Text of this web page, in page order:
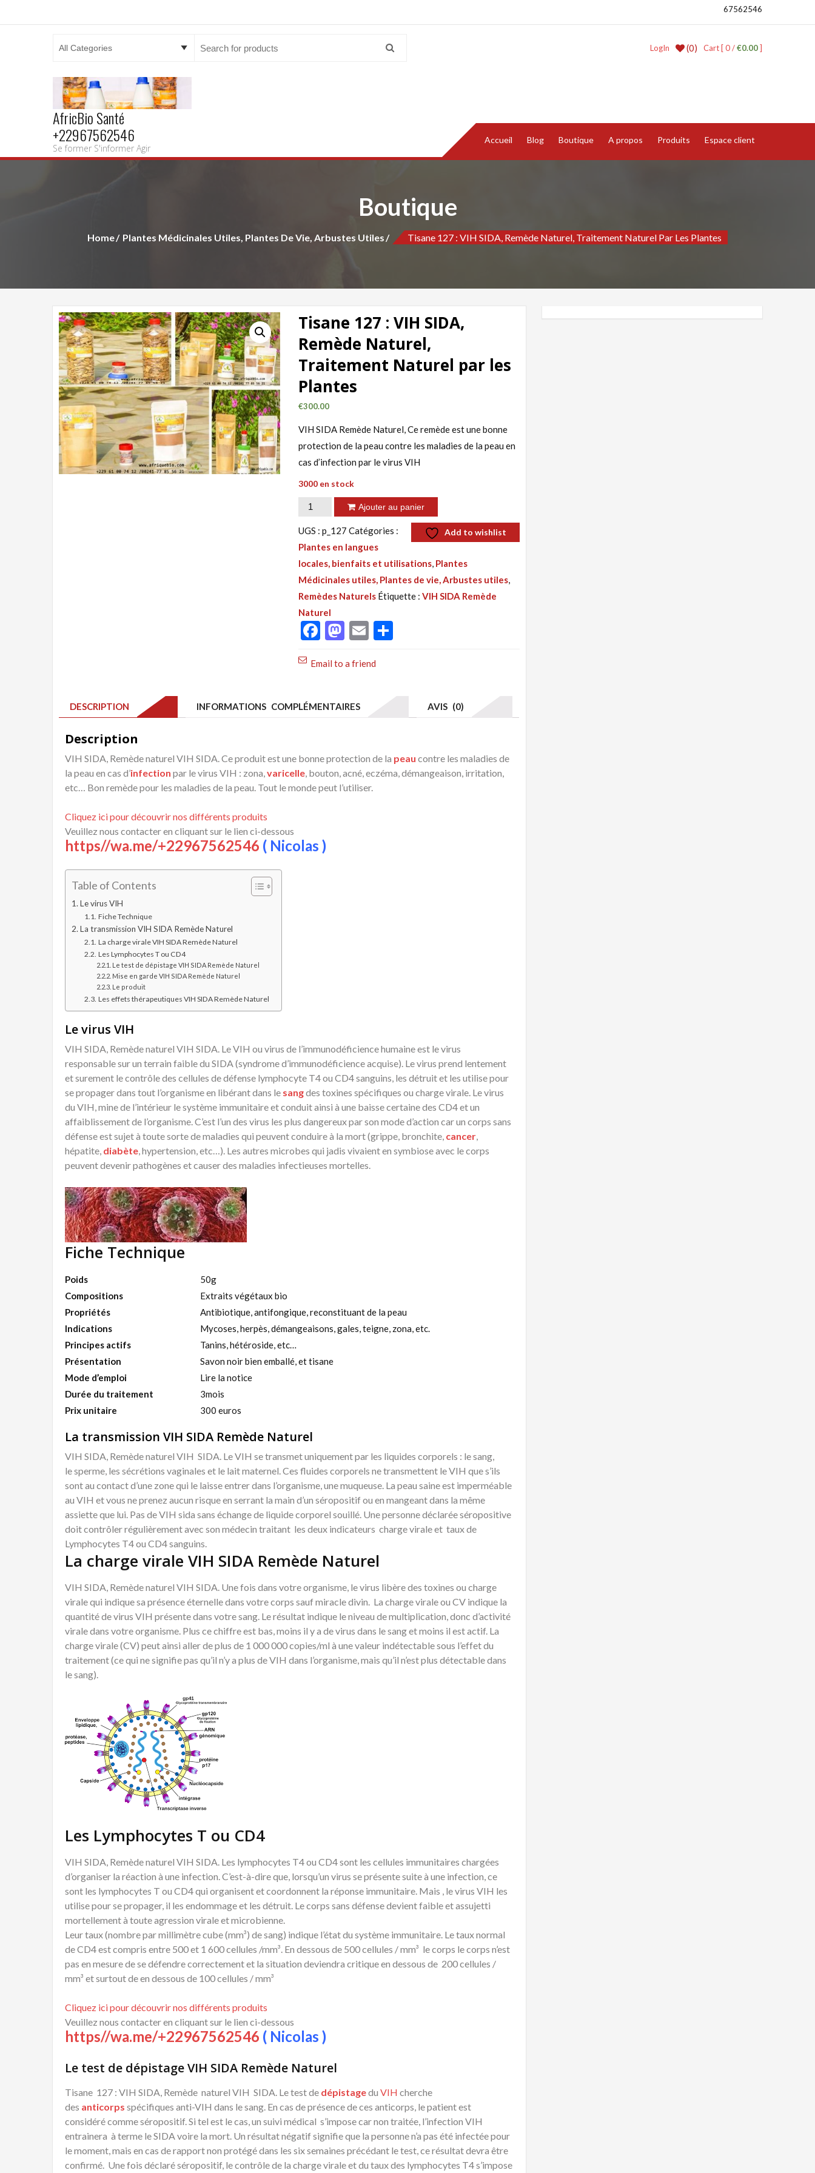
67562546
Cart [ 0 /€0.00]
(0)
LogIn
AfricBio Santé
+22967562546
Se former S'informer Agir
Accueil Blog Boutique A propos Produits Espace client
Boutique
Home Plantes Médicinales Utiles, Plantes De Vie, Arbustes Utiles Tisane 127 : VIH SIDA, Remède Naturel, Traitement Naturel Par Les Plantes
Tisane 127 : VIH SIDA,
Remède Naturel,
Traitement Naturel par les
Plantes
€300.00
VIH SIDA Remède Naturel, Ce remède est une bonne
protection de la peau contre les maladies de la peau en
cas d’infection par le virus VIH
3000 en stock
quantité
Tisane
127
: VIH
SIDA,
Remède
Naturel,
Traitement
par
Plantes
Ajouter au panier
Add to wishlist
UGS :p_127 Catégories :
Plantes en langues
locales, bienfaits et utilisations, Plantes
Médicinales utiles, Plantes de vie, Arbustes utiles,
Remèdes Naturels Étiquette :VIH SIDA Remède
Naturel
Facebook
Mastodon
Email
Email to a friend
DESCRIPTION INFORMATIONS COMPLÉMENTAIRES AVIS (0)
Description
VIH SIDA, Remède naturel VIH SIDA. Ce produit est une bonne protection de la peau contre les maladies de
la peau en cas d’infection par le virus VIH : zona,varicelle, bouton, acné, eczéma, démangeaison, irritation,
etc… Bon remède pour les maladies de la peau. Tout le monde peut l’utiliser.
Cliquez ici pour découvrir nos différents produits
Veuillez nous contacter en cliquant sur le lien ci-dessous
https//wa.me/+22967562546 ( Nicolas )
Table of Contents
Le virus VIH
Fiche Technique
La transmission VIH SIDA Remède Naturel
La charge virale VIH SIDA Remède Naturel
Les Lymphocytes T ou CD4
Le test de dépistage VIH SIDA Remède Naturel
Mise en garde VIH SIDA Remède Naturel
Le produit
Les effets thérapeutiques VIH SIDA Remède Naturel
Le virus VIH
VIH SIDA, Remède naturel VIH SIDA. Le VIH ou virus de l’immunodéficience humaine est le virus
responsable sur un terrain faible du SIDA (syndrome d’immunodéficience acquise). Le virus prend lentement
et surement le contrôle des cellules de défense lymphocyte T4 ou CD4 sanguins, les détruit et les utilise pour
se propager dans tout l’organisme en libérant dans le sangdes toxines spécifiques ou charge virale. Le virus
du VIH, mine de l’intérieur le système immunitaire et conduit ainsi à une baisse certaine des CD4 et un
affaiblissement de l’organisme. C’est l’un des virus les plus dangereux par son mode d’action car un corps sans
défense est sujet à toute sorte de maladies qui peuvent conduire à la mort (grippe, bronchite, cancer,
hépatite, diabète, hypertension, etc…). Les autres microbes qui jadis vivaient en symbiose avec le corps
peuvent devenir pathogènes et causer des maladies infectieuses mortelles.
Fiche Technique
Poids
50g
Compositions
Extraits végétaux bio
Propriétés
Antibiotique, antifongique, reconstituant de la peau
Indications
Mycoses, herpès, démangeaisons, gales, teigne, zona, etc.
Principes actifs
Tanins, hétéroside, etc…
Présentation
Savon noir bien emballé, et tisane
Mode d’emploi
Lire la notice
Durée du traitement
3mois
Prix unitaire
300 euros
La transmission VIH SIDA Remède Naturel
VIH SIDA, Remède naturel VIH SIDA. Le VIH se transmet uniquement par les liquides corporels : le sang,
le sperme, les sécrétions vaginales et le lait maternel. Ces fluides corporels ne transmettent le VIH que s’ils
sont au contact d’une zone qui le laisse entrer dans l’organisme, une muqueuse. La peau saine est imperméable
au VIH et vous ne prenez aucun risque en serrant la main d’un séropositif ou en mangeant dans la même
assiette que lui. Pas de VIH sida sans échange de liquide corporel souillé. Une personne déclarée séropositive
doit contrôler régulièrement avec son médecin traitant les deux indicateurs charge virale et taux de
Lymphocytes T4 ou CD4 sanguins.
La charge virale VIH SIDA Remède Naturel
VIH SIDA, Remède naturel VIH SIDA. Une fois dans votre organisme, le virus libère des toxines ou charge
virale qui indique sa présence éternelle dans votre corps sauf miracle divin. La charge virale ou CV indique la
quantité de virus VIH présente dans votre sang. Le résultat indique le niveau de multiplication, donc d’activité
virale dans votre organisme. Plus ce chiffre est bas, moins il y a de virus dans le sang et moins il est actif. La
charge virale (CV) peut ainsi aller de plus de 1 000 000 copies/ml à une valeur indétectable sous l’effet du
traitement (ce qui ne signifie pas qu’il n’y a plus de VIH dans l’organisme, mais qu’il n’est plus détectable dans
le sang).
Les Lymphocytes T ou CD4
VIH SIDA, Remède naturel VIH SIDA. Les lymphocytes T4 ou CD4 sont les cellules immunitaires chargées
d’organiser la réaction à une infection. C’est-à-dire que, lorsqu’un virus se présente suite à une infection, ce
sont les lymphocytes T ou CD4 qui organisent et coordonnent la réponse immunitaire. Mais , le virus VIH les
utilise pour se propager, il les endommage et les détruit. Le corps sans défense devient faible et assujetti
mortellement à toute agression virale et microbienne.
Leur taux (nombre par millimètre cube (mm³) de sang) indique l’état du système immunitaire. Le taux normal
de CD4 est compris entre 500 et 1 600 cellules /mm³. En dessous de 500 cellules / mm³ le corps le corps n’est
pas en mesure de se défendre correctement et la situation deviendra critique en dessous de 200 cellules /
mm³ et surtout de en dessous de 100 cellules / mm³
Cliquez ici pour découvrir nos différents produits
Veuillez nous contacter en cliquant sur le lien ci-dessous
https//wa.me/+22967562546 ( Nicolas )
Le test de dépistage VIH SIDA Remède Naturel
Tisane 127 : VIH SIDA, Remède naturel VIH SIDA. Le test de dépistagedu VIH cherche
des anticorps spécifiques anti-VIH dans le sang. En cas de présence de ces anticorps, le patient est
considéré comme séropositif. Si tel est le cas, un suivi médical s’impose car non traitée, l’infection VIH
entrainera à terme le SIDA voire la mort. Un résultat négatif signifie que la personne n’a pas été infectée pour
le moment, mais en cas de rapport non protégé dans les six semaines précédant le test, ce résultat devra être
confirmé. Une fois déclaré séropositif, le contrôle de la charge virale et du taux des lymphocytes T4 s’impose